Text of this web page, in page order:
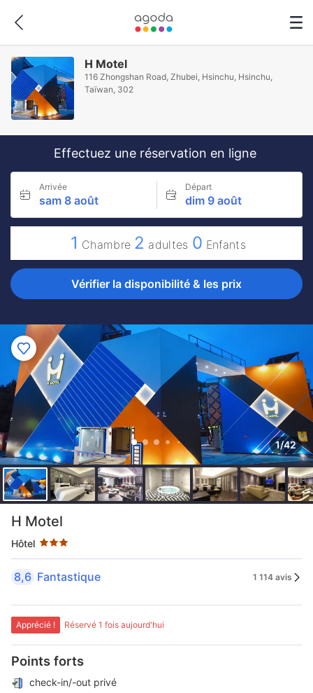
H Motel
116 Zhongshan Road, Zhubei, Hsinchu, Hsinchu,
Taïwan, 302
Effectuez une réservation en ligne
Arrivée
sam 8 août
Départ
dim 9 août
1 Chambre 2 adultes 0 Enfants
Vérifier la disponibilité & les prix
1/42
H Motel
Hôtel
3 étoiles au classement par étoile
8,6 Fantastique 1 114 avis
Apprécié ! Réservé 1 fois aujourd'hui
Points forts
check-in/-out privé